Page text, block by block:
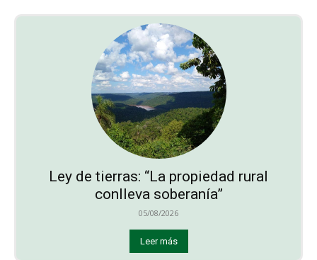
Ley de tierras: “La propiedad rural
conlleva soberanía”
05/08/2026
Leer más